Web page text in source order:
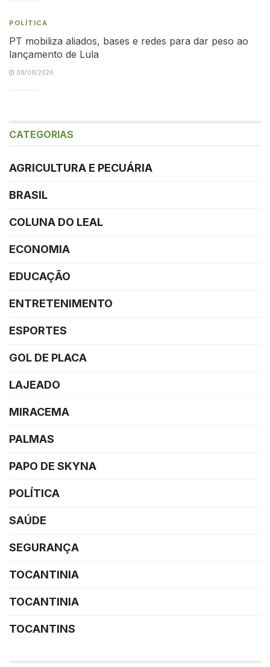
POLÍTICA
PT mobiliza aliados, bases e redes para dar peso ao
lançamento de Lula
08/08/2026
CATEGORIAS
AGRICULTURA E PECUÁRIA
BRASIL
COLUNA DO LEAL
ECONOMIA
EDUCAÇÃO
ENTRETENIMENTO
ESPORTES
GOL DE PLACA
LAJEADO
MIRACEMA
PALMAS
PAPO DE SKYNA
POLÍTICA
SAÚDE
SEGURANÇA
TOCANTINIA
TOCANTINIA
TOCANTINS